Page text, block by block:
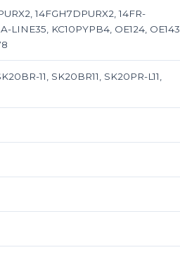
14FGH7DPURX2, 14FR-
LINE35, KC10PYPB4, OE124, OE143,
11, SK20BR11, SK20PR-L11,